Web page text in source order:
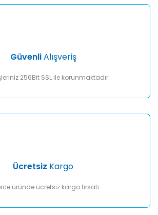
Yorum Yaz
sitelerden daha pahalı.
GüvenliAlışveriş
256Bit SSL ile korunmaktadır.
Ücretsiz Kargo
üründe ücretsiz kargo fırsatı.